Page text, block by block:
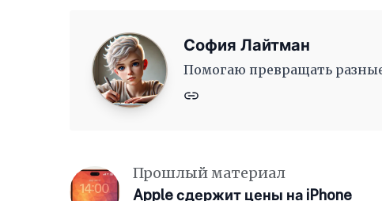
София Лайтман
Помогаю превращать
Прошлый материал
Apple сдержит цены на iPhone